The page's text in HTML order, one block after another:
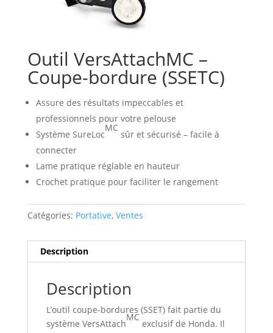
Outil VersAttachMC –
Coupe-bordure (SSETC)
Assure des résultats impeccables et
professionnels pour votre pelouse
Système SureLoc
MC
sûr et sécurisé – facile à
connecter
Lame pratique réglable en hauteur
Crochet pratique pour faciliter le rangement
Catégories: Portative, Ventes
Description
Description
L’outil coupe-bordures (SSET) fait partie du
système VersAttach
MC
exclusif de Honda. Il